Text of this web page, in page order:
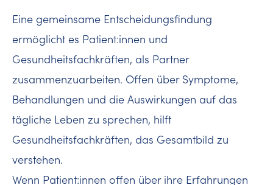
Eine gemeinsame Entscheidungsfindung
ermöglicht es Patient:innen und
Gesundheitsfachkräften, als Partner
zusammenzuarbeiten. Offen über Symptome,
Behandlungen und die Auswirkungen auf das
tägliche Leben zu sprechen, hilft
Gesundheitsfachkräften, das Gesamtbild zu
verstehen.
Wenn Patient:innen offen über ihre Erfahrungen